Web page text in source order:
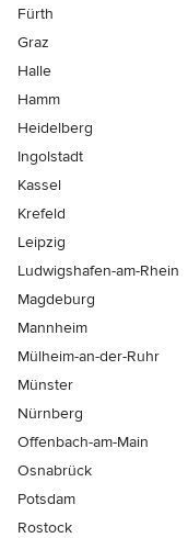
Fürth
Graz
Halle
Hamm
Heidelberg
Ingolstadt
Kassel
Krefeld
Leipzig
Ludwigshafen-am-Rhein
Magdeburg
Mannheim
Mülheim-an-der-Ruhr
Münster
Nürnberg
Offenbach-am-Main
Osnabrück
Potsdam
Rostock